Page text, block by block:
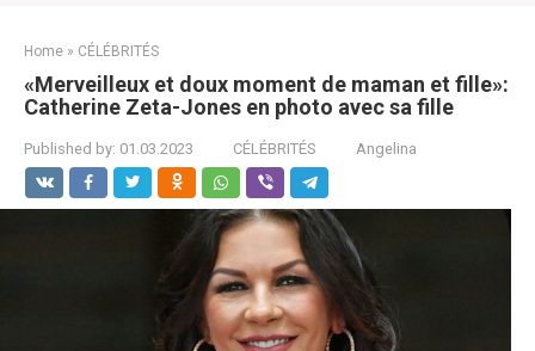
Home » CÉLÉBRITÉS
«Merveilleux et doux moment de maman et fille»:
Catherine Zeta-Jones en photo avec sa fille
Published by: 01.03.2023 CÉLÉBRITÉS Angelina